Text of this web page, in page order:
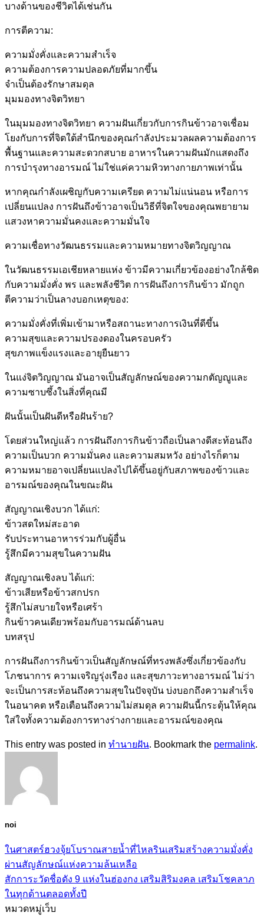
บางด้านของชีวิตได้เช่นกัน
การตีความ:
ความมั่งคั่งและความสำเร็จ
ความต้องการความปลอดภัยที่มากขึ้น
จำเป็นต้องรักษาสมดุล
มุมมองทางจิตวิทยา
ในมุมมองทางจิตวิทยา ความฝันเกี่ยวกับการกินข้าวอาจเชื่อม
โยงกับการที่จิตใต้สำนึกของคุณกำลังประมวลผลความต้องการ
พื้นฐานและความสะดวกสบาย อาหารในความฝันมักแสดงถึง
การบำรุงทางอารมณ์ ไม่ใช่แค่ความหิวทางกายภาพเท่านั้น
หากคุณกำลังเผชิญกับความเครียด ความไม่แน่นอน หรือการ
เปลี่ยนแปลง การฝันถึงข้าวอาจเป็นวิธีที่จิตใจของคุณพยายาม
แสวงหาความมั่นคงและความมั่นใจ
ความเชื่อทางวัฒนธรรมและความหมายทางจิตวิญญาณ
ในวัฒนธรรมเอเชียหลายแห่ง ข้าวมีความเกี่ยวข้องอย่างใกล้ชิด
กับความมั่งคั่ง พร และพลังชีวิต การฝันถึงการกินข้าว มักถูก
ตีความว่าเป็นลางบอกเหตุของ:
ความมั่งคั่งที่เพิ่มเข้ามาหรือสถานะทางการเงินที่ดีขึ้น
ความสุขและความปรองดองในครอบครัว
สุขภาพแข็งแรงและอายุยืนยาว
ในแง่จิตวิญญาณ มันอาจเป็นสัญลักษณ์ของความกตัญญูและ
ความซาบซึ้งในสิ่งที่คุณมี
ฝันนั้นเป็นฝันดีหรือฝันร้าย?
โดยส่วนใหญ่แล้ว การฝันถึงการกินข้าวถือเป็นลางดีสะท้อนถึง
ความเป็นบวก ความมั่นคง และความสมหวัง อย่างไรก็ตาม
ความหมายอาจเปลี่ยนแปลงไปได้ขึ้นอยู่กับสภาพของข้าวและ
อารมณ์ของคุณในขณะฝัน
สัญญาณเชิงบวก ได้แก่:
ข้าวสดใหม่สะอาด
รับประทานอาหารร่วมกับผู้อื่น
รู้สึกมีความสุขในความฝัน
สัญญาณเชิงลบ ได้แก่:
ข้าวเสียหรือข้าวสกปรก
รู้สึกไม่สบายใจหรือเศร้า
กินข้าวคนเดียวพร้อมกับอารมณ์ด้านลบ
บทสรุป
การฝันถึงการกินข้าวเป็นสัญลักษณ์ที่ทรงพลังซึ่งเกี่ยวข้องกับ
โภชนาการ ความเจริญรุ่งเรือง และสุขภาวะทางอารมณ์ ไม่ว่า
จะเป็นการสะท้อนถึงความสุขในปัจจุบัน บ่งบอกถึงความสำเร็จ
ในอนาคต หรือเตือนถึงความไม่สมดุล ความฝันนี้กระตุ้นให้คุณ
ใส่ใจทั้งความต้องการทางร่างกายและอารมณ์ของคุณ
This entry was posted in ทำนายฝัน. Bookmark the permalink.
noi
ในศาสตร์ฮวงจุ้ยโบราณสายน้ำที่ไหลรินเสริมสร้างความมั่งคั่ง
ผ่านสัญลักษณ์แห่งความล้นเหลือ
สักการะวัดชื่อดัง 9 แห่งในฮ่องกง เสริมสิริมงคล เสริมโชคลาภ
ในทุกด้านตลอดทั้งปี
หมวดหมู่เว็บ